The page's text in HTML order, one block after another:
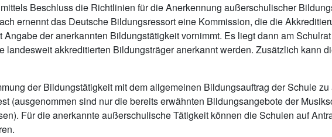
Beschluss die Richtlinien für die Anerkennung außerschulischer
ernennt das Deutsche Bildungsressort eine Kommission, die die
der anerkannten Bildungstätigkeit vornimmt. Es liegt dann am
landesweit akkreditierten Bildungsträger anerkannt werden. Zusätzlich kann
der Bildungstätigkeit mit dem allgemeinen Bildungsauftrag der Schule
(ausgenommen sind nur die bereits erwähnten Bildungsangebote der
Für die anerkannte außerschulische Tätigkeit können die Schulen auf